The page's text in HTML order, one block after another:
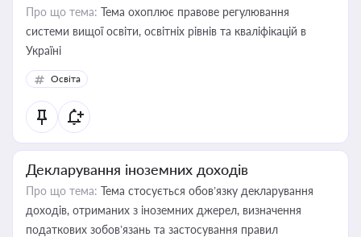
Про що тема: Тема охоплює правове регулювання
системи вищої освіти, освітніх рівнів та кваліфікацій в
Україні
Освіта
Декларування іноземних доходів
Про що тема: Тема стосується обов’язку декларування
доходів, отриманих з іноземних джерел, визначення
податкових зобов’язань та застосування правил